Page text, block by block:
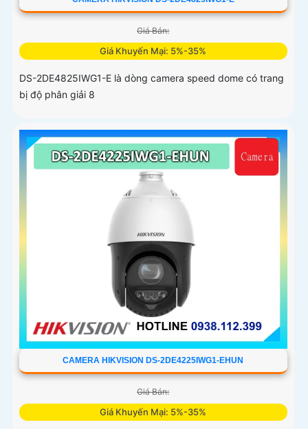
Giá Bán:
Giá Khuyến Mại: 5%-35%
DS-2DE4825IWG1-E là dòng camera speed dome có trang
bị độ phân giải 8
CAMERA HIKVISION DS-2DE4225IWG1-EHUN
Giá Bán:
Giá Khuyến Mại: 5%-35%